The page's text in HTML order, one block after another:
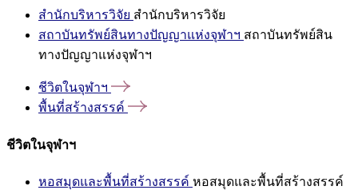
สำนักบริหารวิจัย สำนักบริหารวิจัย
สถาบันทรัพย์สินทางปัญญาแห่งจุฬาฯ สถาบันทรัพย์สิน
ทางปัญญาแห่งจุฬาฯ
ชีวิตในจุฬาฯ
พื้นที่สร้างสรรค์
ชีวิตในจุฬาฯ
หอสมุดและพื้นที่สร้างสรรค์ หอสมุดและพื้นที่สร้างสรรค์